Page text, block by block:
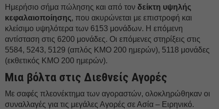
Ημερήσιο σήμα πώλησης και από τον δείκτη υψηλής
κεφαλαιοποίησης, που ακυρώνεται με επιστροφή και
κλείσιμο υψηλότερα των 6153 μονάδων. Η επόμενη
αντίσταση στις 6200 μονάδες. Οι επόμενες στηρίξεις στις
5584, 5243, 5129 (απλός ΚΜΟ 200 ημερών), 5118 μονάδες
(εκθετικός ΚΜΟ 200 ημερών).
Μια βόλτα στις Διεθνείς Αγορές
Με σαφές πλεονέκτημα των αγοραστών, ολοκληρώθηκαν οι
συναλλαγές για τις μεγάλες Αγορές σε Ασία – Ειρηνικό.